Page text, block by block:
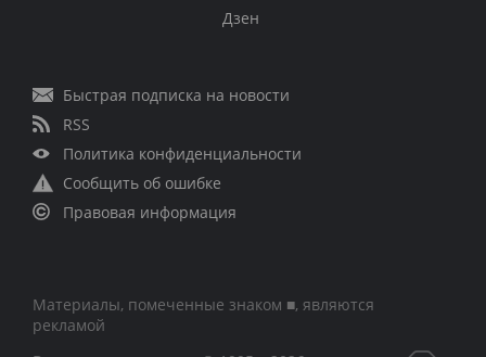
Дзен
Быстрая подписка на новости
RSS
Политика конфиденциальности
Сообщить об ошибке
Правовая информация
Материалы, помеченные знаком ■, являются
рекламой